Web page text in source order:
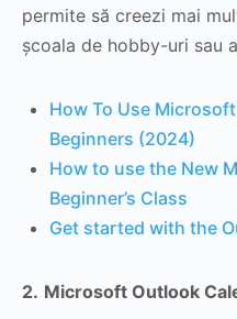
permite să creezi mai
școala de hobby-uri sau
How To Use
Beginners (2024)
How to use the New
Beginner’s Class
Get started with the
2. Microsoft Outlook